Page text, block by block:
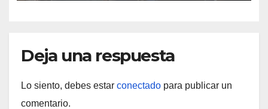
Deja una respuesta
Lo siento, debes estar conectado para publicar un
comentario.